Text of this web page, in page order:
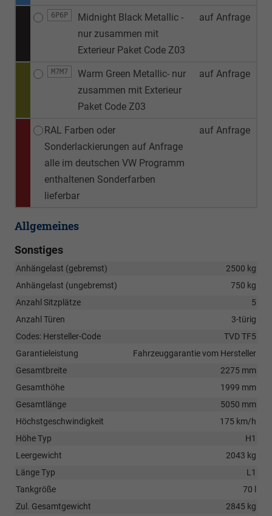
6P6P
Midnight Black Metallic -
nur zusammen mit
Exterieur Paket Code Z03
auf Anfrage
M7M7
Warm Green Metallic- nur
zusammen mit Exterieur
Paket Code Z03
auf Anfrage
RAL Farben oder
Sonderlackierungen auf Anfrage
alle im deutschen VW Programm
enthaltenen Sonderfarben
lieferbar
auf Anfrage
Allgemeines
Sonstiges
Anhängelast (gebremst)
2500 kg
Anhängelast (ungebremst)
750 kg
Anzahl Sitzplätze
5
Anzahl Türen
3-türig
Codes: Hersteller-Code
TVD TF5
Garantieleistung
Fahrzeuggarantie vom Hersteller
Gesamtbreite
2275 mm
Gesamthöhe
1999 mm
Gesamtlänge
5050 mm
Höchstgeschwindigkeit
175 km/h
Höhe Typ
H1
Leergewicht
2043 kg
Länge Typ
L1
Tankgröße
70 l
Zul. Gesamtgewicht
2845 kg